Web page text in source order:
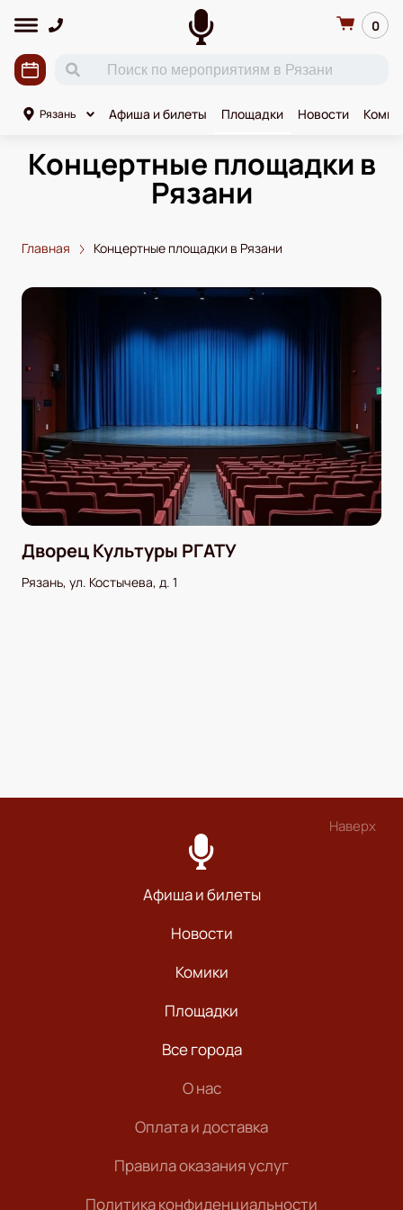
0
Рязань Афиша и билеты Площадки Новости
Концертные площадки в
Рязани
Главная Концертные площадки в Рязани
Дворец Культуры РГАТУ
Рязань, ул. Костычева, д. 1
Наверх
Афиша и билеты
Новости
Комики
Площадки
Все города
О нас
Оплата и доставка
Правила оказания услуг
Политика конфиденциальности